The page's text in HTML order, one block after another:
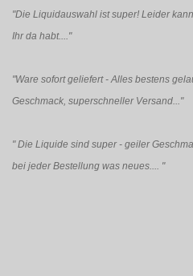
"Die Liquidauswahl ist super! Leider
Ihr da habt...."
"Ware sofort geliefert - Alles bestens
Geschmack, superschneller Versand..."
"Die Liquide sind super - geiler
bei jeder Bestellung was neues.... "